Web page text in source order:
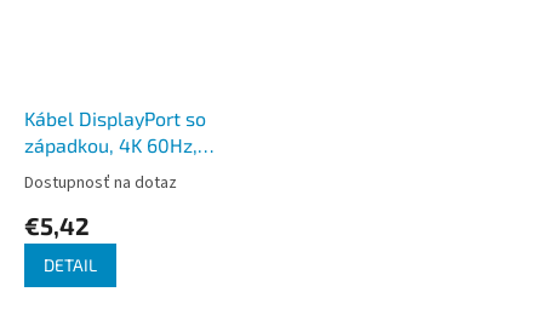
Kábel DisplayPort so
západkou, 4K 60Hz,
(Samec/Samec), 0.91m
Dostupnosť na dotaz
€5,42
DETAIL